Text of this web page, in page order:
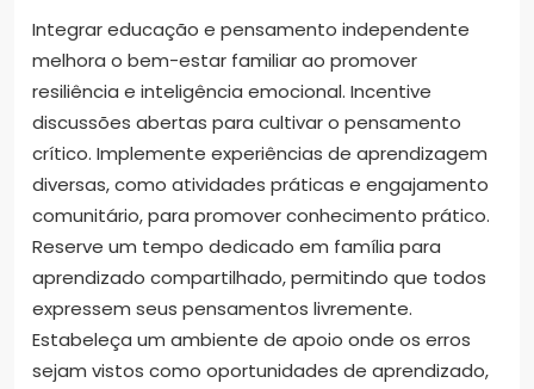
Integrar educação e pensamento independente
melhora o bem-estar familiar ao promover
resiliência e inteligência emocional. Incentive
discussões abertas para cultivar o pensamento
crítico. Implemente experiências de aprendizagem
diversas, como atividades práticas e engajamento
comunitário, para promover conhecimento prático.
Reserve um tempo dedicado em família para
aprendizado compartilhado, permitindo que todos
expressem seus pensamentos livremente.
Estabeleça um ambiente de apoio onde os erros
sejam vistos como oportunidades de aprendizado,